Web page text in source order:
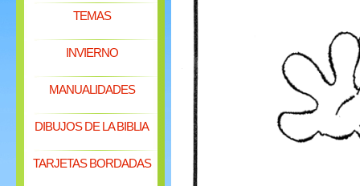
TEMAS
INVIERNO
MANUALIDADES
DIBUJOS DE LA BIBLIA
TARJETAS BORDADAS